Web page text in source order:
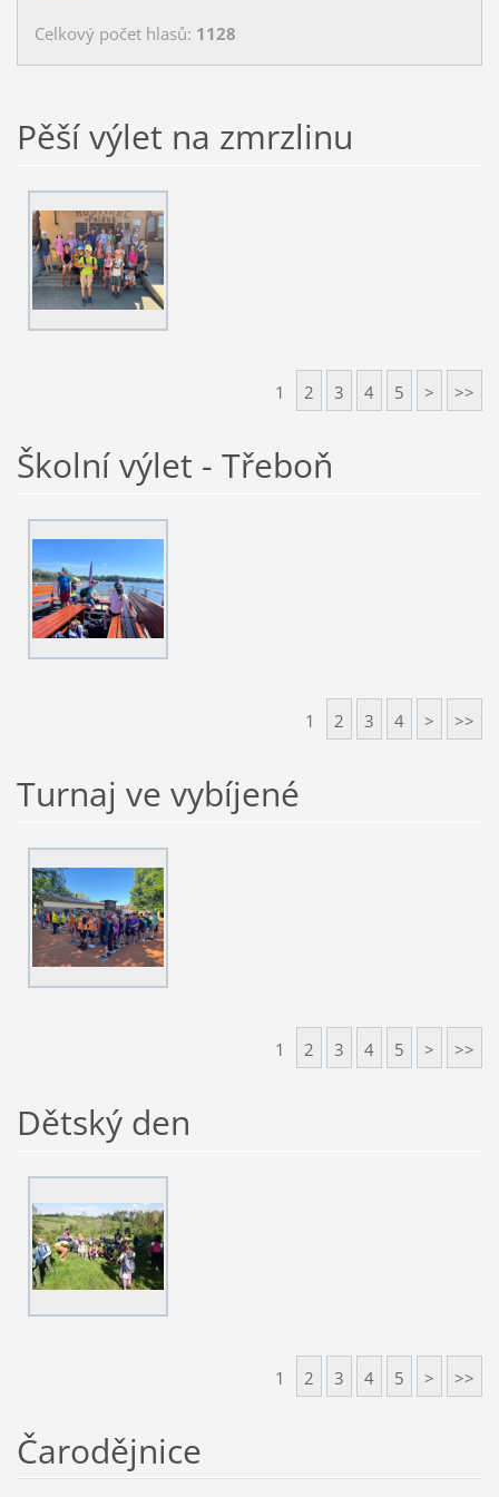
Celkový počet hlasů: 1128
Pěší výlet na zmrzlinu
1 2 3 4 5 > >>
Školní výlet - Třeboň
1 2 3 4 > >>
Turnaj ve vybíjené
1 2 3 4 5 > >>
Dětský den
1 2 3 4 5 > >>
Čarodějnice